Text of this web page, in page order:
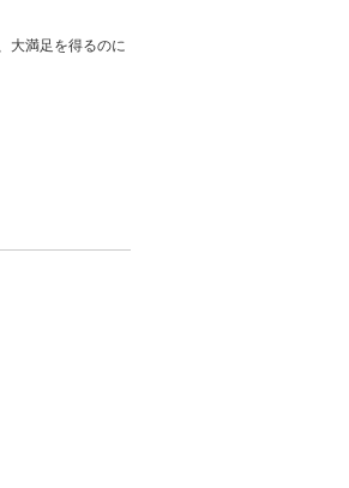
大満足を得るのに